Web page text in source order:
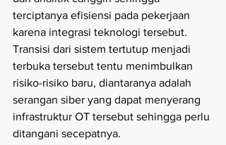
terciptanya efisiensi pada pekerjaan
karena integrasi teknologi tersebut.
Transisi dari sistem tertutup menjadi
terbuka tersebut tentu menimbulkan
risiko-risiko baru, diantaranya adalah
serangan siber yang dapat menyerang
infrastruktur OT tersebut sehingga perlu
ditangani secepatnya.